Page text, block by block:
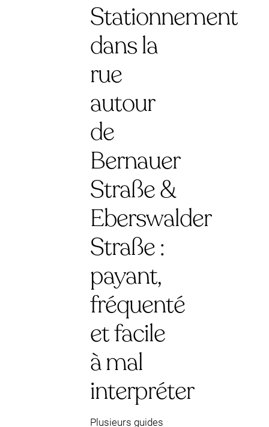
Stationnement
dans la
rue
autour
de
Bernauer
Straße &
Eberswalder
Straße :
payant,
fréquenté
et facile
à mal
interpréter
Plusieurs guides